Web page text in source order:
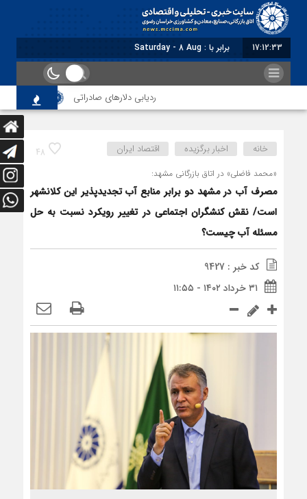
17:12:34 برابر با : Saturday - 8 August - 2026
ردیابی دلارهای صادراتی از اصلاح
48 خانه اخبار برگزیده اقتصاد ایران
«محمد فاضلی» در اتاق بازرگانی مشهد:
مصرف آب در مشهد دو برابر منابع آب تجدیدپذیر این کلانشهر
است/ نقش کنشگران اجتماعی در تغییر رویکرد نسبت به حل
مسئله آب چیست؟
کد خبر : 9427
۳۱ خرداد ۱۴۰۲ - ۱۱:۵۵